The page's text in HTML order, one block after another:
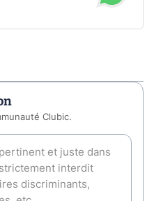
Clubic.